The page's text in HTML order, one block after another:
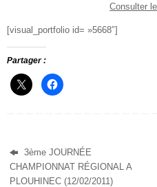
Consulter
[visual_portfolio id= »5668″]
Partager :
3ème JOURNÉE
CHAMPIONNAT RÉGIONAL A
PLOUHINEC (12/02/2011)